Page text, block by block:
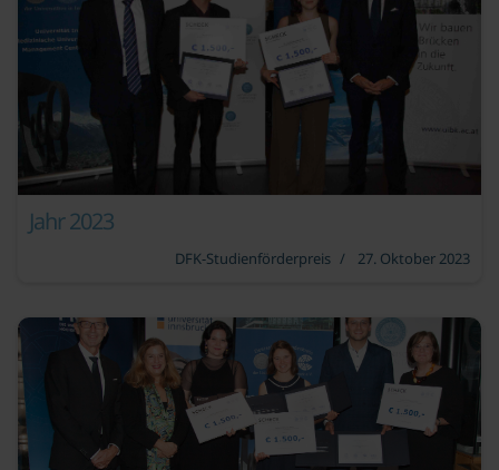
Jahr 2023
DFK-Studienförderpreis 27. Oktober 2023